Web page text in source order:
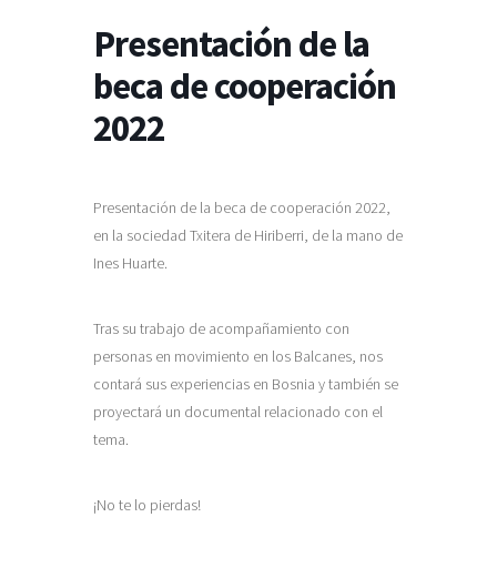
Presentación de la
beca de cooperación
2022
Presentación de la beca de cooperación 2022,
en la sociedad Txitera de Hiriberri, de la mano de
Ines Huarte.
Tras su trabajo de acompañamiento con
personas en movimiento en los Balcanes, nos
contará sus experiencias en Bosnia y también se
proyectará un documental relacionado con el
tema.
¡No te lo pierdas!